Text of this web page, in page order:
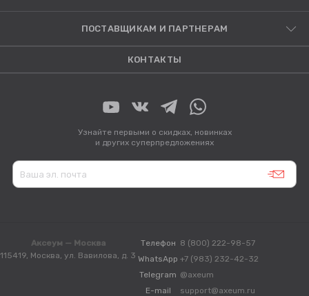
ПОСТАВЩИКАМ И ПАРТНЕРАМ
КОНТАКТЫ
Узнайте первыми о скидках, новинках
и других суперпредложениях
Аксеум — Москва
115419, Москва, ул. Вавилова, д. 3
Телефон 8 (800) 222-98-57
WhatsApp +7 (983) 232-42-32
Telegram @axeum
E-mail
support@axeum.ru